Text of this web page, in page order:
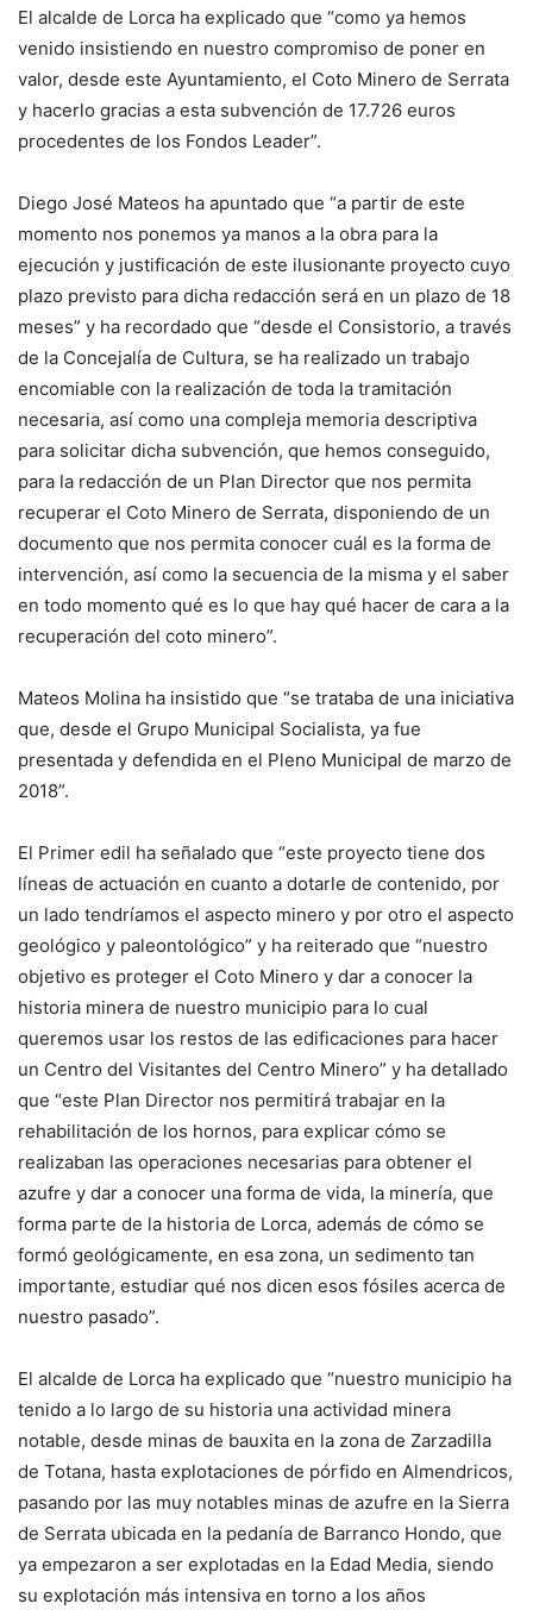
El alcalde de Lorca ha explicado que “como ya hemos
venido insistiendo en nuestro compromiso de poner en
valor, desde este Ayuntamiento, el Coto Minero de Serrata
y hacerlo gracias a esta subvención de 17.726 euros
procedentes de los Fondos Leader”.
Diego José Mateos ha apuntado que “a partir de este
momento nos ponemos ya manos a la obra para la
ejecución y justificación de este ilusionante proyecto cuyo
plazo previsto para dicha redacción será en un plazo de 18
meses” y ha recordado que “desde el Consistorio, a través
de la Concejalía de Cultura, se ha realizado un trabajo
encomiable con la realización de toda la tramitación
necesaria, así como una compleja memoria descriptiva
para solicitar dicha subvención, que hemos conseguido,
para la redacción de un Plan Director que nos permita
recuperar el Coto Minero de Serrata, disponiendo de un
documento que nos permita conocer cuál es la forma de
intervención, así como la secuencia de la misma y el saber
en todo momento qué es lo que hay qué hacer de cara a la
recuperación del coto minero”.
Mateos Molina ha insistido que “se trataba de una iniciativa
que, desde el Grupo Municipal Socialista, ya fue
presentada y defendida en el Pleno Municipal de marzo de
2018”.
El Primer edil ha señalado que “este proyecto tiene dos
líneas de actuación en cuanto a dotarle de contenido, por
un lado tendríamos el aspecto minero y por otro el aspecto
geológico y paleontológico” y ha reiterado que “nuestro
objetivo es proteger el Coto Minero y dar a conocer la
historia minera de nuestro municipio para lo cual
queremos usar los restos de las edificaciones para hacer
un Centro del Visitantes del Centro Minero” y ha detallado
que “este Plan Director nos permitirá trabajar en la
rehabilitación de los hornos, para explicar cómo se
realizaban las operaciones necesarias para obtener el
azufre y dar a conocer una forma de vida, la minería, que
forma parte de la historia de Lorca, además de cómo se
formó geológicamente, en esa zona, un sedimento tan
importante, estudiar qué nos dicen esos fósiles acerca de
nuestro pasado”.
El alcalde de Lorca ha explicado que “nuestro municipio ha
tenido a lo largo de su historia una actividad minera
notable, desde minas de bauxita en la zona de Zarzadilla
de Totana, hasta explotaciones de pórfido en Almendricos,
pasando por las muy notables minas de azufre en la Sierra
de Serrata ubicada en la pedanía de Barranco Hondo, que
ya empezaron a ser explotadas en la Edad Media, siendo
su explotación más intensiva en torno a los años